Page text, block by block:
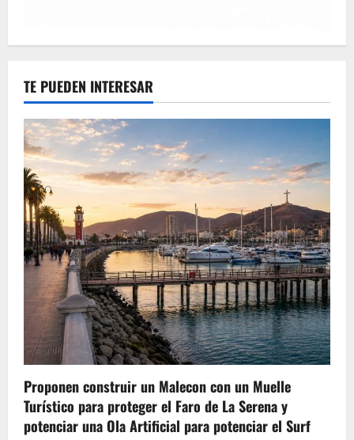
TE PUEDEN INTERESAR
Proponen construir un Malecon con un Muelle
Turístico para proteger el Faro de La Serena y
potenciar una Ola Artificial para potenciar el Surf